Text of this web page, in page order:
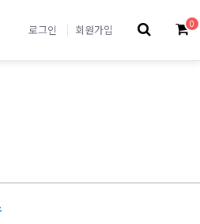
로그인 회원가입 0